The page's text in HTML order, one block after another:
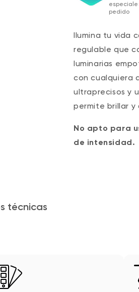
pedido
Ilumina tu vida
regulable que
luminarias
con cualquiera
ultraprecisos y
permite brillar
No apto para
de intensidad.
técnicas